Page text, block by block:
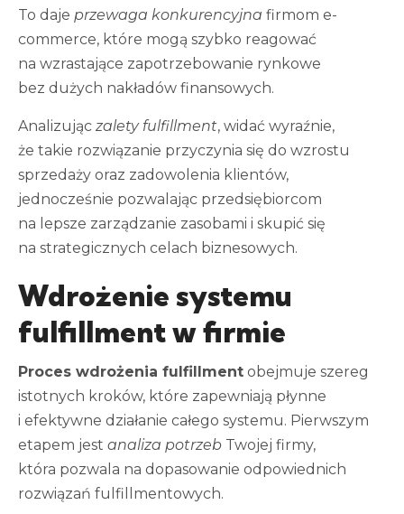
To daje przewaga konkurencyjna firmom e-
commerce, które mogą szybko reagować
na wzrastające zapotrzebowanie rynkowe
bez dużych nakładów finansowych.
Analizując zalety fulfillment, widać wyraźnie,
że takie rozwiązanie przyczynia się do wzrostu
sprzedaży oraz zadowolenia klientów,
jednocześnie pozwalając przedsiębiorcom
na lepsze zarządzanie zasobami i skupić się
na strategicznych celach biznesowych.
Wdrożenie systemu
fulfillment w firmie
Proces wdrożenia fulfillment obejmuje szereg
istotnych kroków, które zapewniają płynne
i efektywne działanie całego systemu. Pierwszym
etapem jest analiza potrzeb Twojej firmy,
która pozwala na dopasowanie odpowiednich
rozwiązań fulfillmentowych.